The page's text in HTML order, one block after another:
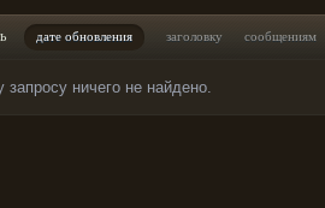
дате обновления заголовку сообщениям
ничего не найдено.